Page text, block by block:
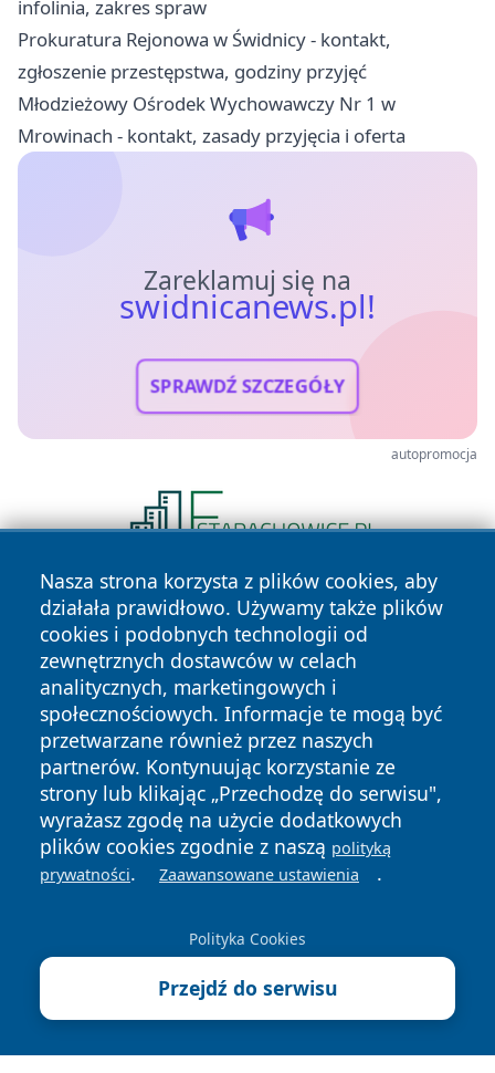
infolinia, zakres spraw
Prokuratura Rejonowa w Świdnicy - kontakt,
zgłoszenie przestępstwa, godziny przyjęć
Młodzieżowy Ośrodek Wychowawczy Nr 1 w
Mrowinach - kontakt, zasady przyjęcia i oferta
Zareklamuj się na
swidnicanews.pl!
SPRAWDŹ SZCZEGÓŁY
autopromocja
Nasza strona korzysta z plików cookies, aby
działała prawidłowo. Używamy także plików
cookies i podobnych technologii od
zewnętrznych dostawców w celach
analitycznych, marketingowych i
społecznościowych. Informacje te mogą być
przetwarzane również przez naszych
partnerów. Kontynuując korzystanie ze
strony lub klikając „Przechodzę do serwisu",
wyrażasz zgodę na użycie dodatkowych
plików cookies zgodnie z naszą polityką
prywatności. Zaawansowane ustawienia .
Polityka Cookies
Przejdź do serwisu
Copyright © 2026 swidnicanews.pl Wszystkie prawa
zastrzeżone.
News Autorzy
Polityka
Prywatności
Polityka
Cookies